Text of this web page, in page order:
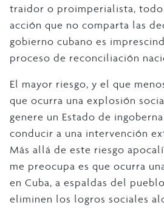
traidor o proimperialista,
acción que no comparta las
gobierno cubano es
proceso de reconciliación
El mayor riesgo, y el que
que ocurra una explosión
genere un Estado de
conducir a una intervención
Más allá de este riesgo
me preocupa es que ocurra
en Cuba, a espaldas del
eliminen los logros sociales